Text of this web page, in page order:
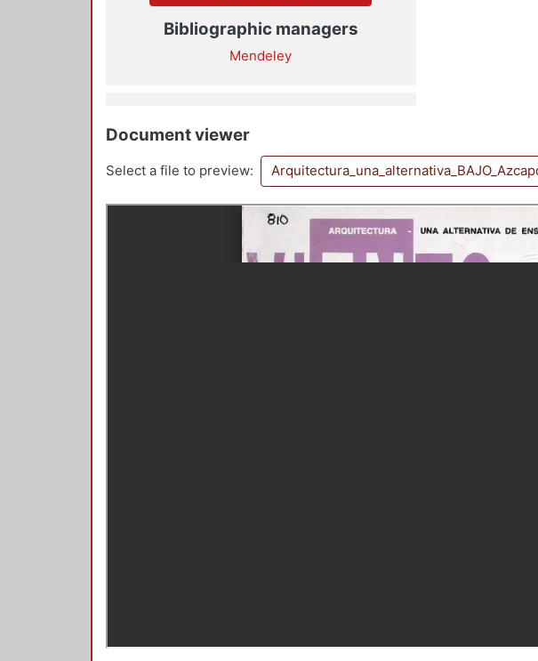
Bibliographic managers
Mendeley
Document viewer
Select a file to preview: